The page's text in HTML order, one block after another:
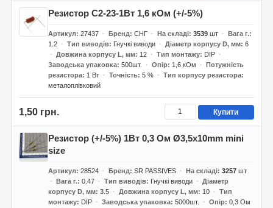
Резистор С2-23-1Вт 1,6 кОм (+/-5%)
Артикул 27437 Бренд СНГ На складі 3539шт
Вага г.
1.2
Тип виводів Гнучкі виводи Діаметр корпусу D, мм 6
Довжина корпусу L, мм
12 Тип монтажу
DIP
Заводська упаковка 500шт. Опір 1,6 кОм
Потужність
резистора
1 Вт Точність 5 %
Тип корпусу резистора
металоплівковий
1,50 грн. Купити
Резистор (+/-5%) 1Вт 0,3 Ом Ø3,5x10mm mini
size
Артикул 28524 Бренд SR PASSIVES На складі 3257шт
Вага г. 0.47 Тип виводів Гнучкі виводи
Діаметр
корпусу D, мм 3.5 Довжина корпусу L, мм 10
Тип
монтажу
DIP Заводська упаковка 5000шт. Опір 0,3 Ом